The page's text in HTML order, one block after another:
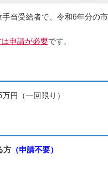
当受給者で、令和6年分の
申請が必要です。
円（一回限り）
方 （申請不要）